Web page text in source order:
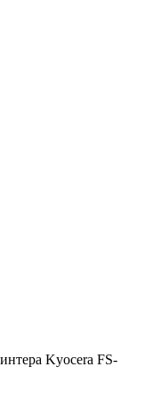
Kyocera FS-